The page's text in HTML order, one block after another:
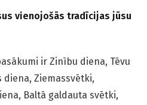
vienojošās tradīcijas jūsu
ir Zinību diena, Tēvu
diena, Ziemassvētki,
Baltā galdauta svētki,